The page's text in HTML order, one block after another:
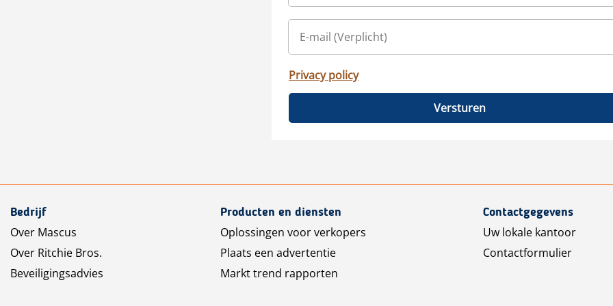
Privacy policy
Versturen
Bedrijf
Over Mascus
Over Ritchie Bros.
Beveiligingsadvies
Producten en diensten
Oplossingen voor verkopers
Plaats een advertentie
Markt trend rapporten
Contactgegevens
Uw lokale kantoor
Contactformulier